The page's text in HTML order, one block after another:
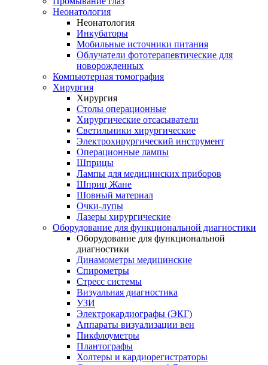
Неонатология
Неонатология
Инкубаторы
Мобильные источники питания
Облучатели фототерапевтические для
новорожденных
Компьютерная томография
Хирургия
Хирургия
Столы операционные
Хирургические отсасыватели
Светильники хирургические
Электрохирургический инструмент
Операционные лампы
Шприцы
Лампы для медицинских приборов
Шприц Жане
Шовный материал
Очки-лупы
Лазеры хирургические
Оборудование для функциональной диагностики
Оборудование для функциональной
диагностики
Динамометры медицинские
Спирометры
Стресс системы
Визуальная диагностика
УЗИ
Электрокардиографы (ЭКГ)
Аппараты визуализации вен
Пикфлоуметры
Плантографы
Холтеры и кардиорегистраторы